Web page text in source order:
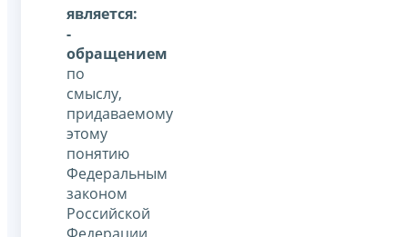
является:
-
обращением
по
смыслу,
придаваемому
этому
понятию
Федеральным
законом
Российской
Федерации